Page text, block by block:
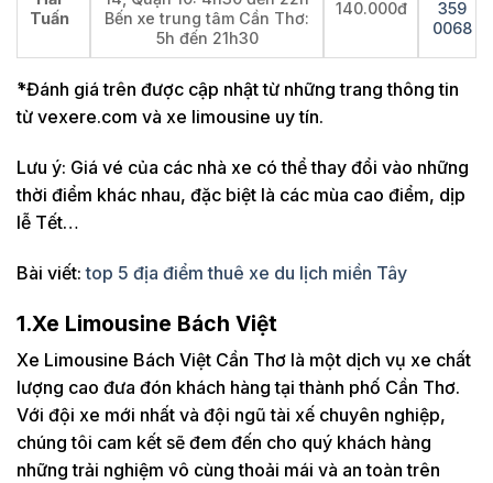
Tuấn
Bến xe trung tâm Cần Thơ:
5h đến 21h30
140.000đ
359
0068
́*Đánh giá trên được cập nhật từ những trang thông tin
từ vexere.com và xe limousine uy tín.
Lưu ý: Giá vé của các nhà xe có thể thay đổi vào những
thời điểm khác nhau, đặc biệt là các mùa cao điểm, dịp
lễ Tết…
Bài viết:top 5 địa điểm thuê xe du lịch miền Tây
1.Xe Limousine Bách Việt
Xe Limousine Bách Việt Cần Thơ là một dịch vụ xe chất
lượng cao đưa đón khách hàng tại thành phố Cần Thơ.
Với đội xe mới nhất và đội ngũ tài xế chuyên nghiệp,
chúng tôi cam kết sẽ đem đến cho quý khách hàng
những trải nghiệm vô cùng thoải mái và an toàn trên